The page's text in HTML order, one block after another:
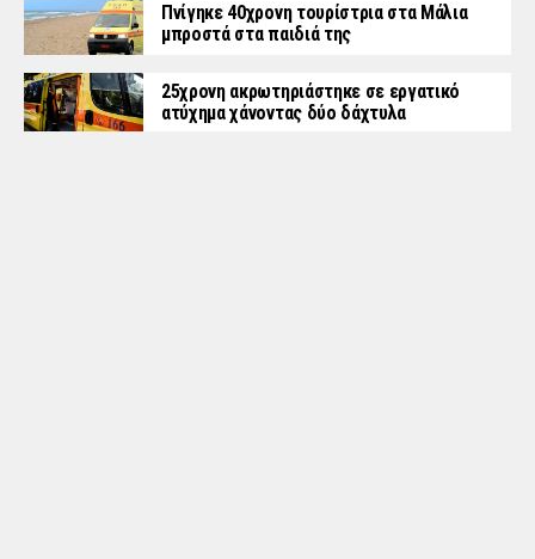
Πνίγηκε 40χρονη τουρίστρια στα Μάλια
μπροστά στα παιδιά της
25χρονη ακρωτηριάστηκε σε εργατικό
ατύχημα χάνοντας δύο δάχτυλα